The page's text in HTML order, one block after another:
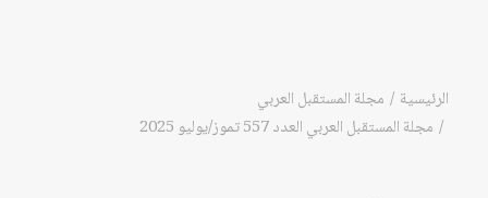
الرئيسية
مجلة المستقبل العربي
مجلة المستقبل العربي العدد 557 تموز/يوليو 2025